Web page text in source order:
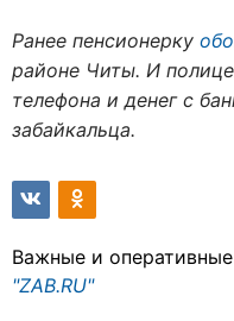
Ранее пенсионерку
районе Читы. И
телефона и денег с
забайкальца.
Важные и
"ZAB.RU"